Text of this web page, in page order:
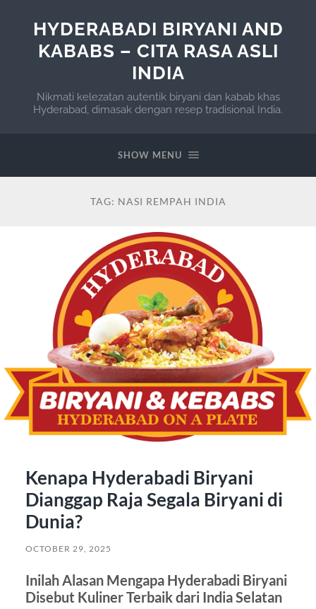
HYDERABADI BIRYANI AND
KABABS – CITA RASA ASLI
INDIA
Nikmati kelezatan autentik biryani dan kabab khas
Hyderabad, dimasak dengan resep tradisional India.
SHOW MENU
TAG: NASI REMPAH INDIA
Kenapa Hyderabadi Biryani
Dianggap Raja Segala Biryani di
Dunia?
OCTOBER 29, 2025
Inilah Alasan Mengapa Hyderabadi Biryani
Disebut Kuliner Terbaik dari India Selatan